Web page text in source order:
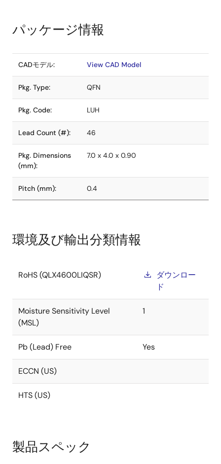
パッケージ情報
CADモデル: View CAD Model
Pkg. Type: QFN
Pkg. Code: LUH
Lead Count (#): 46
Pkg. Dimensions
(mm):
7.0 x 4.0 x 0.90
Pitch (mm): 0.4
環境及び輸出分類情報
RoHS (QLX4600LIQSR)
ダウンロー
ド
Moisture Sensitivity Level
(MSL)
1
Pb (Lead) Free Yes
ECCN (US)
HTS (US)
製品スペック